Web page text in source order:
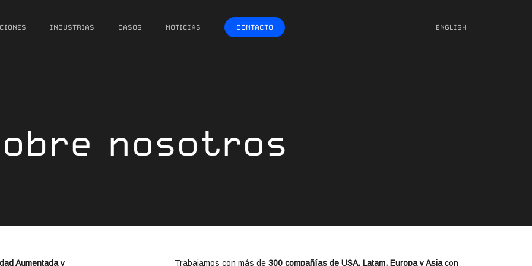
INDUSTRIAS CASOS NOTICIAS CONTACTO ENGLISH
nosotros
Aumentada y
Trabajamos con más de300 compañías de USA, Latam, Europa y Asiacon